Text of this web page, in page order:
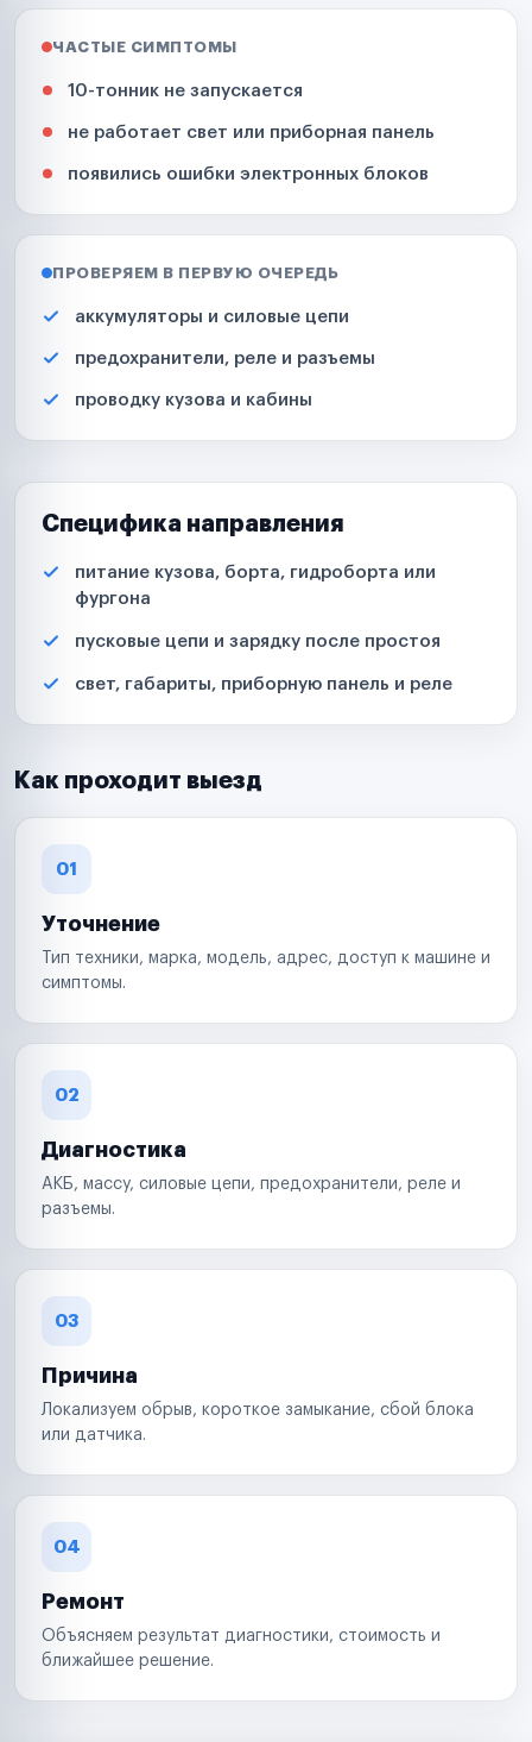
ЧАСТЫЕ СИМПТОМЫ
10-тонник не запускается
не работает свет или приборная панель
появились ошибки электронных блоков
ПРОВЕРЯЕМ В ПЕРВУЮ ОЧЕРЕДЬ
аккумуляторы и силовые цепи
предохранители, реле и разъемы
проводку кузова и кабины
Специфика направления
питание кузова, борта, гидроборта или
фургона
пусковые цепи и зарядку после простоя
свет, габариты, приборную панель и реле
Как проходит выезд
01
Уточнение
Тип техники, марка, модель, адрес, доступ к машине и
симптомы.
02
Диагностика
АКБ, массу, силовые цепи, предохранители, реле и
разъемы.
03
Причина
Локализуем обрыв, короткое замыкание, сбой блока
или датчика.
04
Ремонт
Объясняем результат диагностики, стоимость и
ближайшее решение.